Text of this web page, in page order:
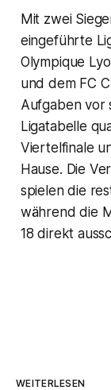
Mit zwei
eingeführte
Olympique
und dem FC
Aufgaben vor
Ligatabelle
Viertelfinale
Hause. Die
spielen die
während die
18 direkt
WEITERLESEN